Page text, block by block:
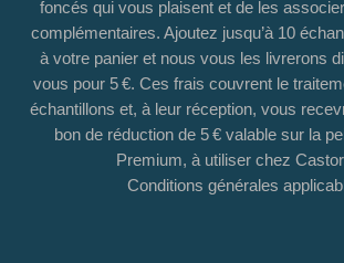
foncés qui vous plaisent et de les
complémentaires. Ajoutez jusqu’à 10
à votre panier et nous vous les livrerons
vous pour 5 €. Ces frais couvrent le
échantillons et, à leur réception, vous
bon de réduction de 5 € valable sur la
Premium, à utiliser chez
Conditions générales